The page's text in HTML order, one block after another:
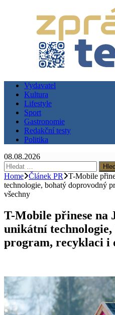
Vydavatel
Kultura
Lifestyle
Sport
Gastronomie
Redakční testy
Politika
08.08.2026
Vyhledávání
Home Článek PR
T-Mobile
technologie, bohatý doprovodný
všechny
T-Mobile přinese na
unikátní
program, recyklaci i